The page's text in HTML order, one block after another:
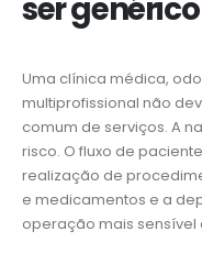
ser genérico
Uma clínica médica,
multiprofissional não
comum de serviços. A
risco. O fluxo de
realização de
e medicamentos e a
operação mais sensível